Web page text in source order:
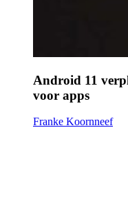
Android 11
voor apps
Franke Koornneef